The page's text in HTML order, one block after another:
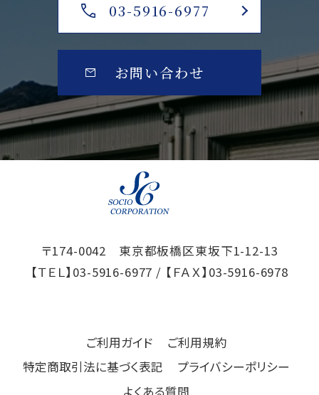
03-5916-6977
お問い合わせ
〒174-0042 東京都板橋区東坂下1-12-13
【ＴＥＬ】 03-5916-6977 / 【ＦＡＸ】 03-5916-6978
ご利用ガイド
ご利用規約
特定商取引法に基づく表記
プライバシーポリシー
よくある質問